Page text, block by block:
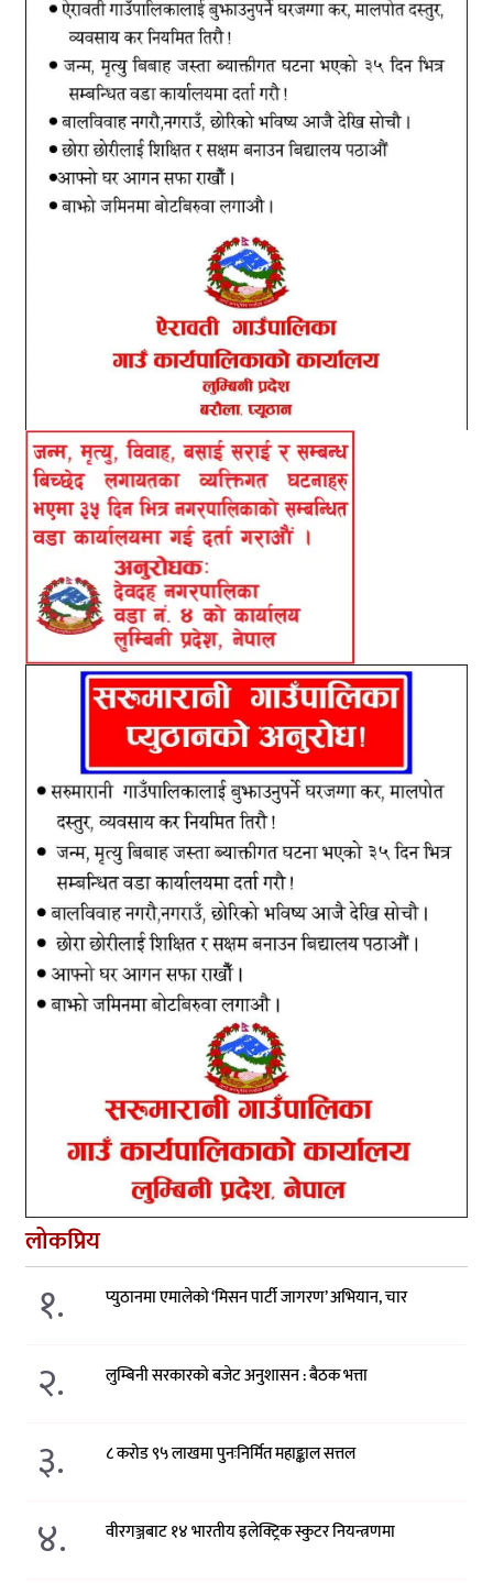
लोकप्रिय
१. प्युठानमा एमालेको ‘मिसन पार्टी जागरण’ अभियान, चार
२. लुम्बिनी सरकारको बजेट अनुशासन : बैठक भत्ता
३. ८ करोड ९५ लाखमा पुनःनिर्मित महाङ्काल सत्तल
४. वीरगञ्जबाट १४ भारतीय इलेक्ट्रिक स्कुटर नियन्त्रणमा